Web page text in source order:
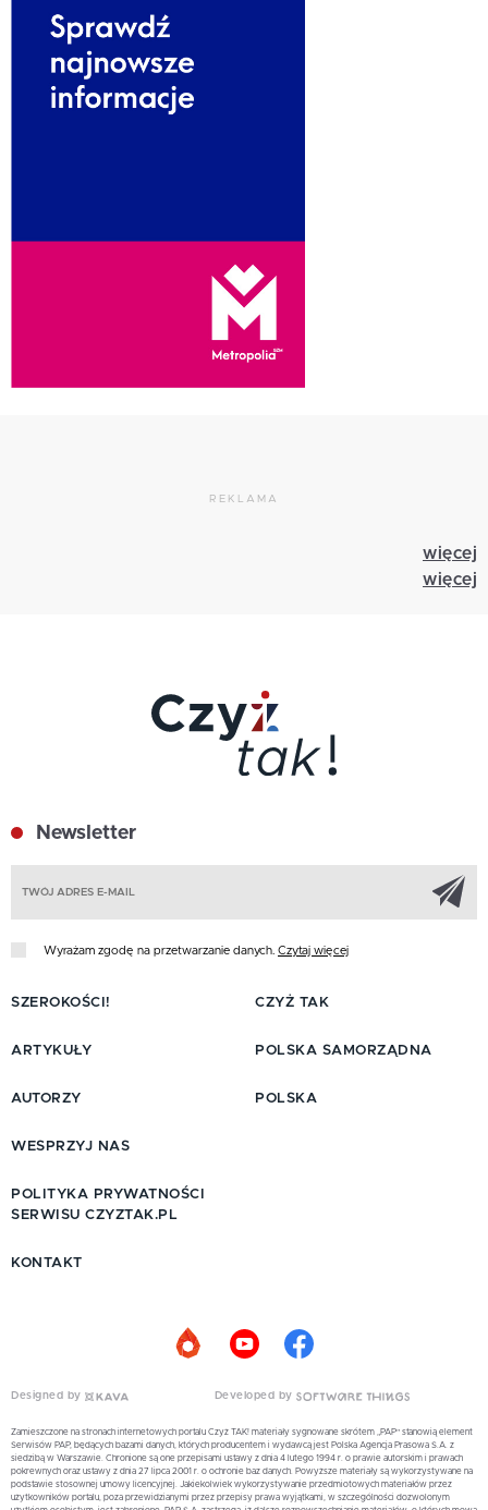
REKLAMA
więcej
więcej
Newsletter
Wyrażam zgodę na przetwarzanie danych. Czytaj więcej
SZEROKOŚCI!
ARTYKUŁY
AUTORZY
CZYŻ TAK
POLSKA SAMORZĄDNA
POLSKA
WESPRZYJ NAS
POLITYKA PRYWATNOŚCI
SERWISU CZYZTAK.PL
KONTAKT
Designed by Developed by
Zamieszczone na stronach internetowych portalu Czyż TAK! materiały sygnowane skrótem „PAP” stanowią element
Serwisów PAP, będących bazami danych, których producentem i wydawcą jest Polska Agencja Prasowa S.A. z
siedzibą w Warszawie. Chronione są one przepisami ustawy z dnia 4 lutego 1994 r. o prawie autorskim i prawach
pokrewnych oraz ustawy z dnia 27 lipca 2001 r. o ochronie baz danych. Powyższe materiały są wykorzystywane na
podstawie stosownej umowy licencyjnej. Jakiekolwiek wykorzystywanie przedmiotowych materiałów przez
użytkowników portalu, poza przewidzianymi przez przepisy prawa wyjątkami, w szczególności dozwolonym